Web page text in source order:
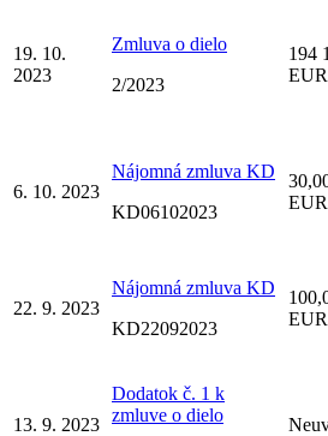
19. 10.
2023
Zmluva o dielo
2/2023
194
EUR
6. 10. 2023
Nájomná zmluva KD
KD06102023
EUR
22. 9. 2023
Nájomná zmluva KD
KD22092023
EUR
13. 9. 2023
Dodatok č. 1 k
zmluve o dielo